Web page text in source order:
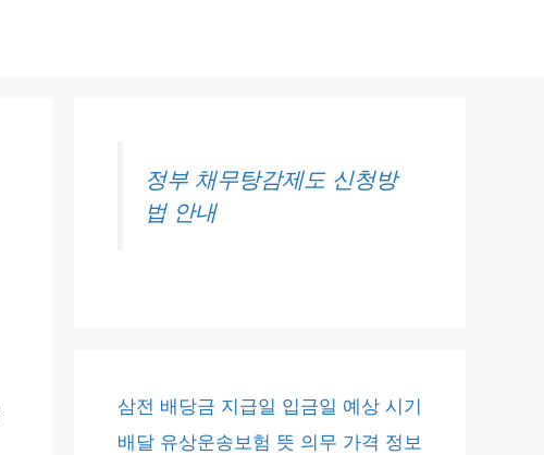
정부 채무탕감제도 신청방
법 안내
삼전 배당금 지급일 입금일 예상 시기
배달 유상운송보험 뜻 의무 가격 정보